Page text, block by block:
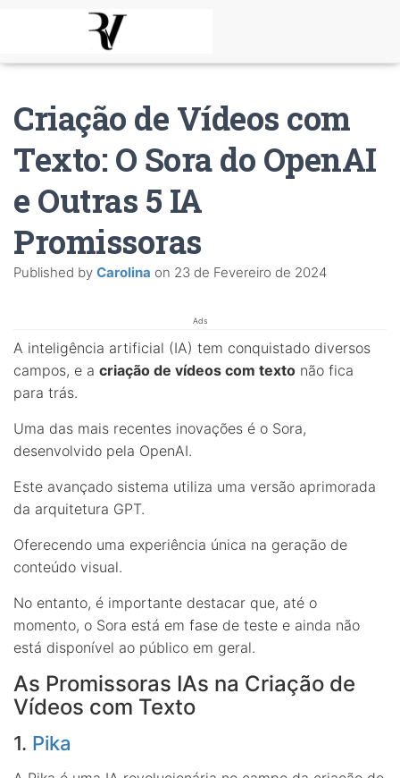
Criação de Vídeos com
Texto: O Sora do OpenAI
e Outras 5 IA
Promissoras
Published by Carolina on 23 de Fevereiro de 2024
Ads
A inteligência artificial (IA) tem conquistado diversos
campos, e a criação de vídeos com texto não fica
para trás.
Uma das mais recentes inovações é o Sora,
desenvolvido pela OpenAI.
Este avançado sistema utiliza uma versão aprimorada
da arquitetura GPT.
Oferecendo uma experiência única na geração de
conteúdo visual.
No entanto, é importante destacar que, até o
momento, o Sora está em fase de teste e ainda não
está disponível ao público em geral.
As Promissoras IAs na Criação de
Vídeos com Texto
1. Pika